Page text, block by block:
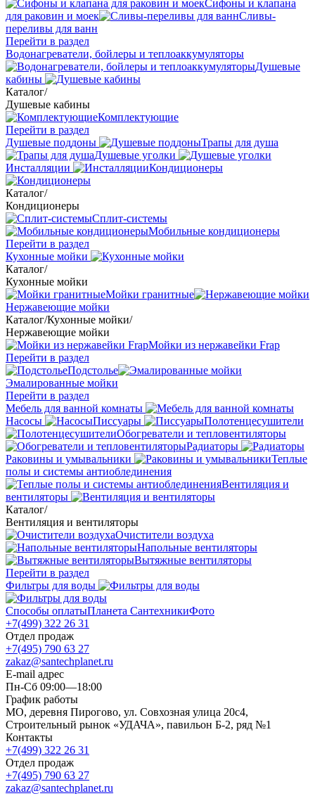
Сифоны и клапана
для раковин и моек
Сливы-
переливы для ванн
Перейти в раздел
Водонагреватели, бойлеры и теплоаккумуляторы
Душевые
кабины
Каталог/
Душевые кабины
Комплектующие
Перейти в раздел
Душевые поддоны
Трапы для душа
Душевые уголки
Инсталляции
Кондиционеры
Каталог/
Кондиционеры
Сплит-системы
Мобильные кондиционеры
Перейти в раздел
Кухонные мойки
Каталог/
Кухонные мойки
Мойки гранитные
Нержавеющие мойки
Каталог/Кухонные мойки/
Нержавеющие мойки
Мойки из нержавейки Frap
Перейти в раздел
Подстолье
Эмалированные мойки
Перейти в раздел
Мебель для ванной комнаты
Насосы
Писсуары
Полотенцесушители
Обогреватели и тепловентиляторы
Радиаторы
Раковины и умывальники
Теплые
полы и системы антиоблединения
Вентиляция и
вентиляторы
Каталог/
Вентиляция и вентиляторы
Очистители воздуха
Напольные вентиляторы
Вытяжные вентиляторы
Перейти в раздел
Фильтры для воды
Способы оплатыПланета СантехникиФото
+7(499) 322 26 31
Отдел продаж
+7(495) 790 63 27
zakaz@santechplanet.ru
E-mail адрес
Пн-Сб 09:00—18:00
График работы
МО, деревня Пирогово, ул. Совхозная улица 20с4,
Строительный рынок «УДАЧА», павильон Б-2, ряд №1
Контакты
+7(499) 322 26 31
Отдел продаж
+7(495) 790 63 27
zakaz@santechplanet.ru